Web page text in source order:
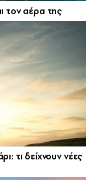
τον αέρα της
τι δείχνουν νέες